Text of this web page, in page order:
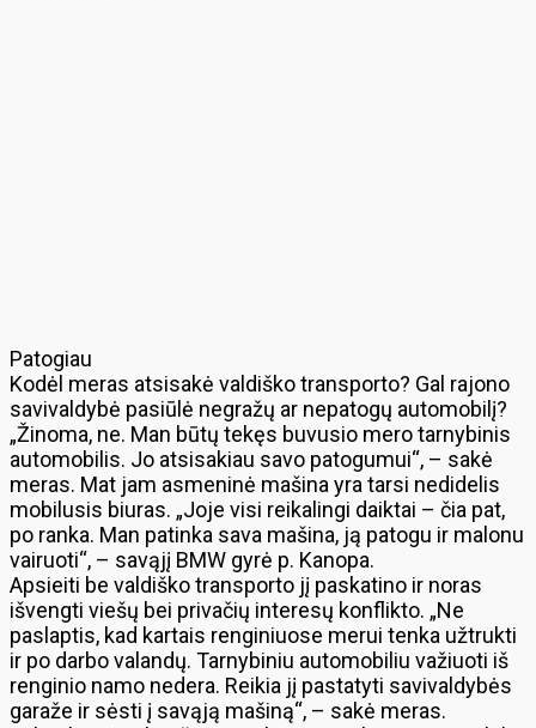
Patogiau
Kodėl meras atsisakė valdiško transporto? Gal rajono
savivaldybė pasiūlė negražų ar nepatogų automobilį?
„Žinoma, ne. Man būtų tekęs buvusio mero tarnybinis
automobilis. Jo atsisakiau savo patogumui“, – sakė
meras. Mat jam asmeninė mašina yra tarsi nedidelis
mobilusis biuras. „Joje visi reikalingi daiktai – čia pat,
po ranka. Man patinka sava mašina, ją patogu ir malonu
vairuoti“, – savąjį BMW gyrė p. Kanopa.
Apsieiti be valdiško transporto jį paskatino ir noras
išvengti viešų bei privačių interesų konflikto. „Ne
paslaptis, kad kartais renginiuose merui tenka užtrukti
ir po darbo valandų. Tarnybiniu automobiliu važiuoti iš
renginio namo nedera. Reikia jį pastatyti savivaldybės
garaže ir sėsti į savąją mašiną“, – sakė meras.